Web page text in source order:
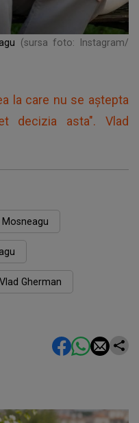
(sursa foto: Instagram/
la care nu se aștepta
decizia asta". Vlad
Mosneagu
Gherman